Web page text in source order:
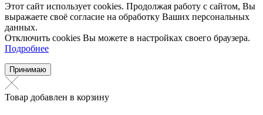
Этот сайт использует cookies. Продолжая работу с сайтом, Вы
выражаете своё согласие на обработку Ваших персональных
данных.
Отключить cookies Вы можете в настройках своего браузера.
Подробнее
Принимаю
Товар добавлен в корзину